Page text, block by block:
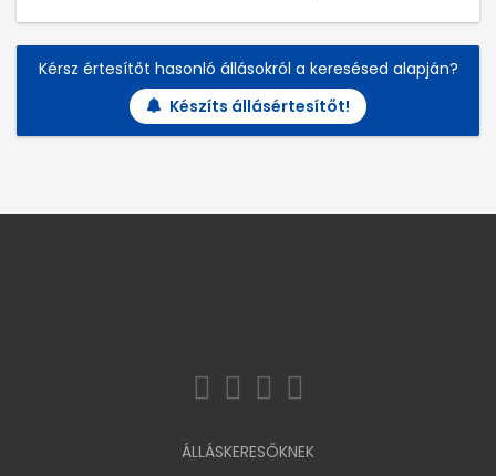
Kérsz értesítőt hasonló állásokról a keresésed alapján?
Készíts állásértesítőt!
ÁLLÁSKERESŐKNEK